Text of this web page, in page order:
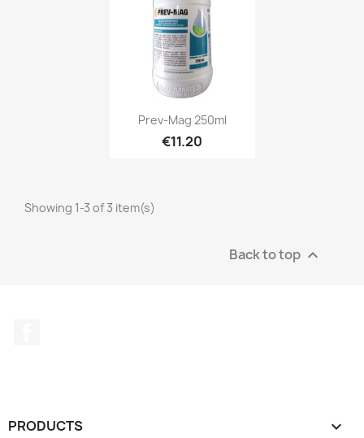
Prev-Mag 250ml
€11.20
Showing 1-3 of 3 item(s)
Back to top 
PRODUCTS 